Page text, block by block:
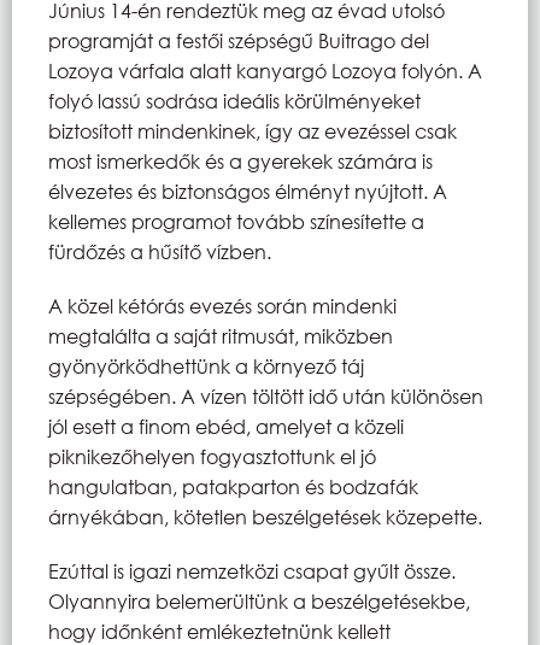
Június 14-én rendeztük meg az évad utolsó
programját a festői szépségű Buitrago del
Lozoya várfala alatt kanyargó Lozoya folyón. A
folyó lassú sodrása ideális körülményeket
biztosított mindenkinek, így az evezéssel csak
most ismerkedők és a gyerekek számára is
élvezetes és biztonságos élményt nyújtott. A
kellemes programot tovább színesítette a
fürdőzés a hűsítő vízben.
A közel kétórás evezés során mindenki
megtalálta a saját ritmusát, miközben
gyönyörködhettünk a környező táj
szépségében. A vízen töltött idő után különösen
jól esett a finom ebéd, amelyet a közeli
piknikezőhelyen fogyasztottunk el jó
hangulatban, patakparton és bodzafák
árnyékában, kötetlen beszélgetések közepette.
Ezúttal is igazi nemzetközi csapat gyűlt össze.
Olyannyira belemerültünk a beszélgetésekbe,
hogy időnként emlékeztetnünk kellett